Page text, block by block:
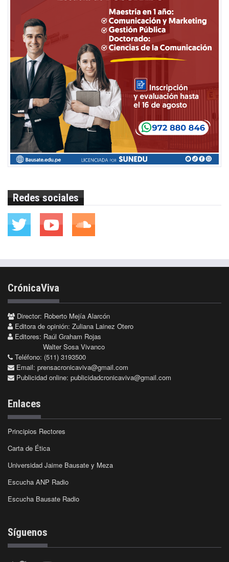
Redes sociales
CrónicaViva
Director: Roberto Mejía Alarcón
Editora de opinión: Zuliana Lainez Otero
Editores: Raúl Graham Rojas
Walter Sosa Vivanco
Teléfono: (511) 3193500
Email: prensacronicaviva@gmail.com
Publicidad online: publicidadcronicaviva@gmail.com
Enlaces
Principios Rectores
Carta de Ética
Universidad Jaime Bausate y Meza
Escucha ANP Radio
Escucha Bausate Radio
Síguenos